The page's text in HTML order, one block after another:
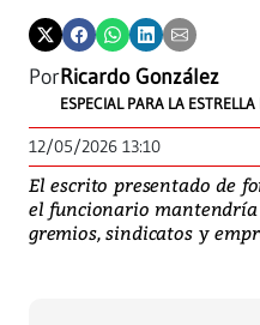
PorRicardo González
ESPECIAL PARA LA
12/05/2026 13:10
El escrito presentado de
el funcionario mantendría
gremios, sindicatos y